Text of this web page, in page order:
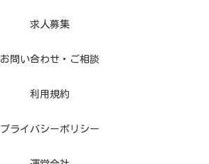
求人募集
お問い合わせ・ご相談
利用規約
プライバシーポリシー